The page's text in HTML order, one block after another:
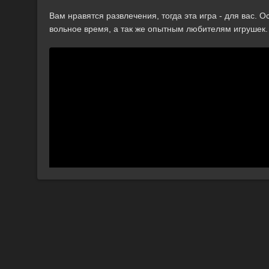
Вам нравятся развлечения, тогда эта игра - для вас.
вольное время, а так же опытным любителям игрушек.